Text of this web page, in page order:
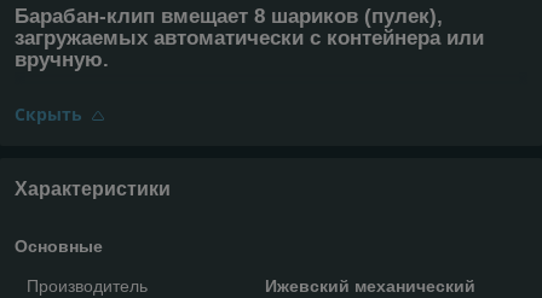
Барабан-клип вмещает 8 шариков (пулек),
загружаемых автоматически с контейнера или
вручную.
Скрыть
Характеристики
Основные
Производитель
Ижевский механический